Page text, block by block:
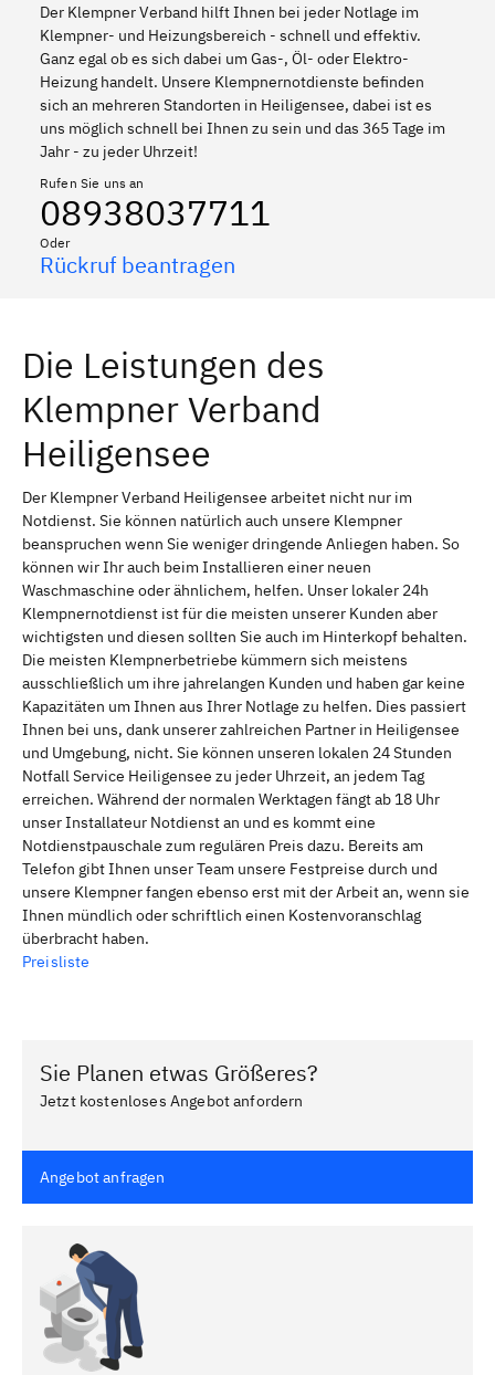
Der Klempner Verband hilft Ihnen bei jeder Notlage im
Klempner- und Heizungsbereich - schnell und effektiv.
Ganz egal ob es sich dabei um Gas-, Öl- oder Elektro-
Heizung handelt. Unsere Klempnernotdienste befinden
sich an mehreren Standorten in Heiligensee, dabei ist es
uns möglich schnell bei Ihnen zu sein und das 365 Tage im
Jahr - zu jeder Uhrzeit!
Rufen Sie uns an
08938037711
Oder
Rückruf beantragen
Die Leistungen des
Klempner Verband
Heiligensee
Der Klempner Verband Heiligensee arbeitet nicht nur im
Notdienst. Sie können natürlich auch unsere Klempner
beanspruchen wenn Sie weniger dringende Anliegen haben. So
können wir Ihr auch beim Installieren einer neuen
Waschmaschine oder ähnlichem, helfen. Unser lokaler 24h
Klempnernotdienst ist für die meisten unserer Kunden aber
wichtigsten und diesen sollten Sie auch im Hinterkopf behalten.
Die meisten Klempnerbetriebe kümmern sich meistens
ausschließlich um ihre jahrelangen Kunden und haben gar keine
Kapazitäten um Ihnen aus Ihrer Notlage zu helfen. Dies passiert
Ihnen bei uns, dank unserer zahlreichen Partner in Heiligensee
und Umgebung, nicht. Sie können unseren lokalen 24 Stunden
Notfall Service Heiligensee zu jeder Uhrzeit, an jedem Tag
erreichen. Während der normalen Werktagen fängt ab 18 Uhr
unser Installateur Notdienst an und es kommt eine
Notdienstpauschale zum regulären Preis dazu. Bereits am
Telefon gibt Ihnen unser Team unsere Festpreise durch und
unsere Klempner fangen ebenso erst mit der Arbeit an, wenn sie
Ihnen mündlich oder schriftlich einen Kostenvoranschlag
überbracht haben.
Preisliste
Sie Planen etwas Größeres?
Jetzt kostenloses Angebot anfordern
Angebot anfragen